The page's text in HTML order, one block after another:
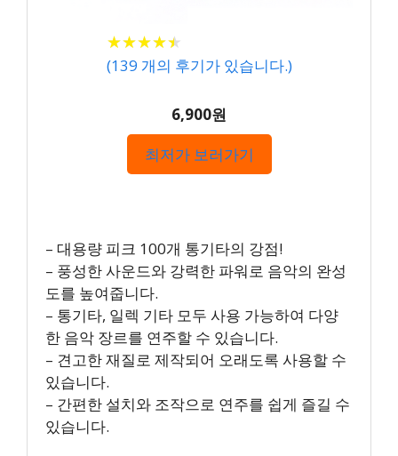
★★★★★
★★★★★
(139 개의 후기가 있습니다.)
6,900원
최저가 보러가기
– 대용량 피크 100개 통기타의 강점!
– 풍성한 사운드와 강력한 파워로 음악의 완성
도를 높여줍니다.
– 통기타, 일렉 기타 모두 사용 가능하여 다양
한 음악 장르를 연주할 수 있습니다.
– 견고한 재질로 제작되어 오래도록 사용할 수
있습니다.
– 간편한 설치와 조작으로 연주를 쉽게 즐길 수
있습니다.